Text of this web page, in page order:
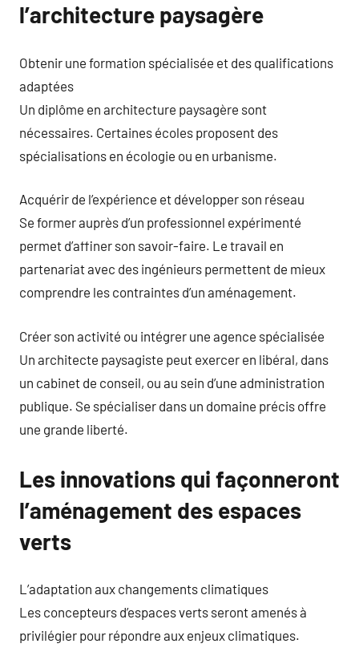
l’architecture paysagère
Obtenir une formation spécialisée et des qualifications
adaptées
Un diplôme en architecture paysagère sont
nécessaires. Certaines écoles proposent des
spécialisations en écologie ou en urbanisme.
Acquérir de l’expérience et développer son réseau
Se former auprès d’un professionnel expérimenté
permet d’affiner son savoir-faire. Le travail en
partenariat avec des ingénieurs permettent de mieux
comprendre les contraintes d’un aménagement.
Créer son activité ou intégrer une agence spécialisée
Un architecte paysagiste peut exercer en libéral, dans
un cabinet de conseil, ou au sein d’une administration
publique. Se spécialiser dans un domaine précis offre
une grande liberté.
Les innovations qui façonneront
l’aménagement des espaces
verts
L’adaptation aux changements climatiques
Les concepteurs d’espaces verts seront amenés à
privilégier pour répondre aux enjeux climatiques.